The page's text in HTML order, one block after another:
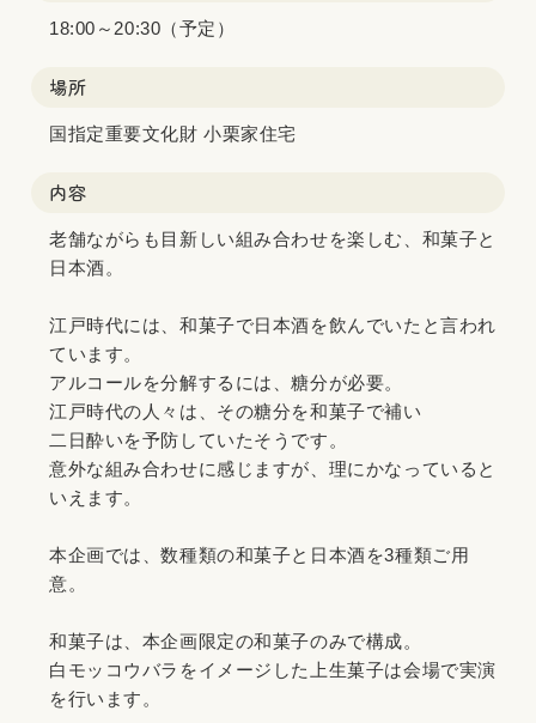
18:00～20:30（予定）
場所
国指定重要文化財 小栗家住宅
内容
老舗ながらも目新しい組み合わせを楽しむ、和菓子と
日本酒。
江戸時代には、和菓子で日本酒を飲んでいたと言われ
ています。
アルコールを分解するには、糖分が必要。
江戸時代の人々は、その糖分を和菓子で補い
二日酔いを予防していたそうです。
意外な組み合わせに感じますが、理にかなっていると
いえます。
本企画では、数種類の和菓子と日本酒を3種類ご用
意。
和菓子は、本企画限定の和菓子のみで構成。
白モッコウバラをイメージした上生菓子は会場で実演
を行います。